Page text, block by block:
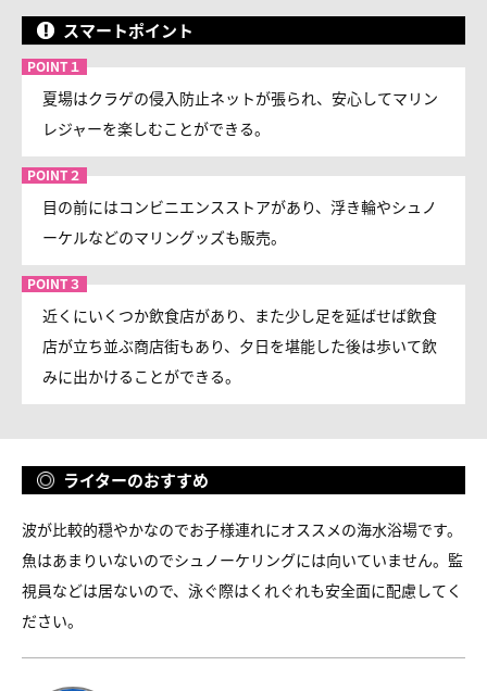
スマートポイント
夏場はクラゲの侵入防止ネットが張られ、安心してマリン
レジャーを楽しむことができる。
目の前にはコンビニエンスストアがあり、浮き輪やシュノ
ーケルなどのマリングッズも販売。
近くにいくつか飲食店があり、また少し足を延ばせば飲食
店が立ち並ぶ商店街もあり、夕日を堪能した後は歩いて飲
みに出かけることができる。
ライターのおすすめ
波が比較的穏やかなのでお子様連れにオススメの海水浴場です。
魚はあまりいないのでシュノーケリングには向いていません。監
視員などは居ないので、泳ぐ際はくれぐれも安全面に配慮してく
ださい。